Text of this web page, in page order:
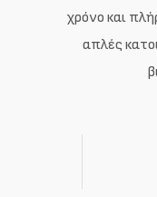
χρόνο και
απλές